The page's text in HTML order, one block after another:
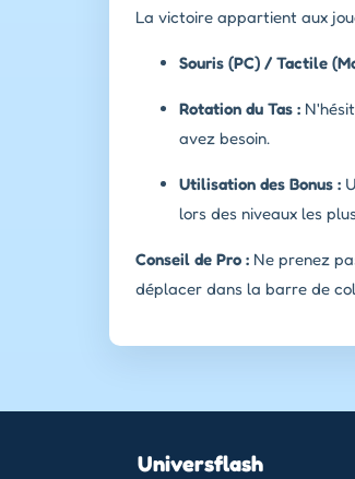
La victoire appartient aux
Souris (PC) / Tactile
Rotation du Tas :
avez besoin.
Utilisation des Bonus :
lors des niveaux les
Conseil de Pro : Ne prenez
déplacer dans la barre de
Universflash